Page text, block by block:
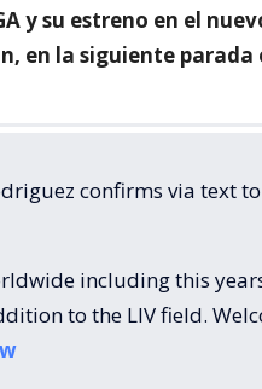
y su estreno en el
en la siguiente parada
confirms via text to
including this
to the LIV field.